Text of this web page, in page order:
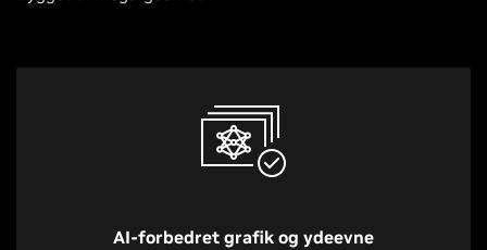
AI-forbedret grafik og ydeevne